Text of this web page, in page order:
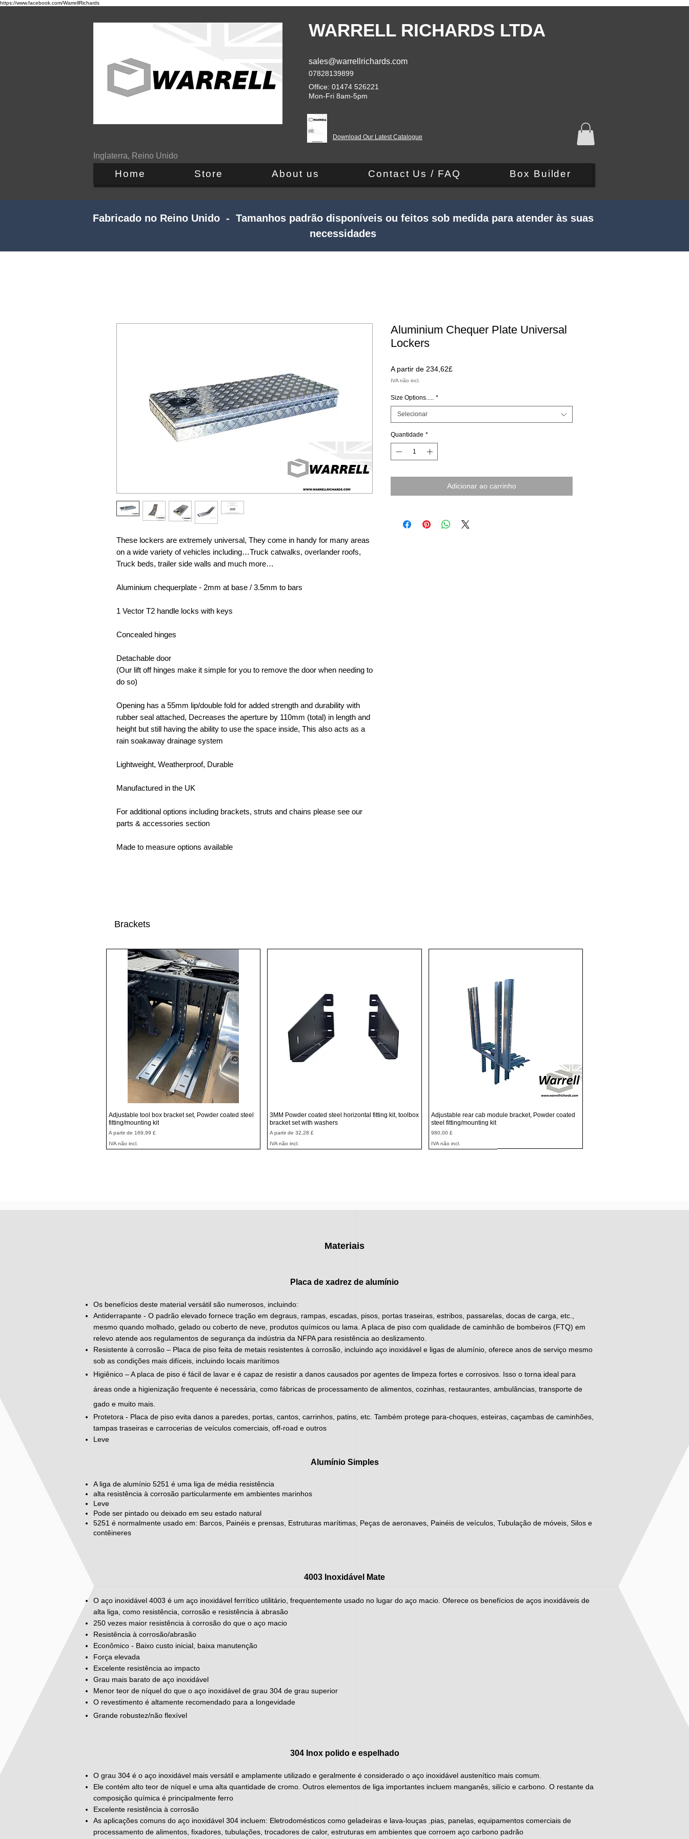
https://www.facebook.com/WarrellRichards
Inglaterra, Reino Unido
WARRELL RICHARDS LTDA
sales@warrellrichards.com
07828139899
Office: 01474 526221
Mon-Fri 8am-5pm
Download Our Latest Catalogue
Home Store About us Contact Us / FAQ Box Builder
Fabricado no Reino Unido - Tamanhos padrão disponíveis ou feitos sob medida para atender às suas
necessidades
These lockers are extremely universal, They come in handy for many areas
on a wide variety of vehicles including…Truck catwalks, overlander roofs,
Truck beds, trailer side walls and much more…
Aluminium chequerplate - 2mm at base / 3.5mm to bars
1 Vector T2 handle locks with keys
Concealed hinges
Detachable door
(Our lift off hinges make it simple for you to remove the door when needing to
do so)
Opening has a 55mm lip/double fold for added strength and durability with
rubber seal attached, Decreases the aperture by 110mm (total) in length and
height but still having the ability to use the space inside, This also acts as a
rain soakaway drainage system
Lightweight, Weatherproof, Durable
Manufactured in the UK
For additional options including brackets, struts and chains please see our
parts & accessories section
Made to measure options available
Aluminium Chequer Plate Universal
Lockers
A partir de 234,62£Preço
IVA não incl.
Size Options..... *
Selecionar
Quantidade *
Adicionar ao carrinho
Brackets
Visualização rápida
Adjustable tool box bracket set, Powder coated steel
fitting/mounting kit
A partir de 169,99 £
Preço promocional
IVA não incl.
Visualização rápida
3MM Powder coated steel horizontal fitting kit, toolbox
bracket set with washers
A partir de32,28 £
Preço promocional
IVA não incl.
Visualização rápida
Adjustable rear cab module bracket, Powder coated
steel fitting/mounting kit
Preço
980,00 £
IVA não incl.
Materiais
Placa de xadrez de alumínio
Os benefícios deste material versátil são numerosos, incluindo:
Antiderrapante - O padrão elevado fornece tração em degraus, rampas, escadas, pisos, portas traseiras, estribos, passarelas, docas de carga, etc.,
mesmo quando molhado, gelado ou coberto de neve, produtos químicos ou lama. A placa de piso com qualidade de caminhão de bombeiros (FTQ) em
relevo atende aos regulamentos de segurança da indústria da NFPA para resistência ao deslizamento.
Resistente à corrosão – Placa de piso feita de metais resistentes à corrosão, incluindo aço inoxidável e ligas de alumínio, oferece anos de serviço mesmo
sob as condições mais difíceis, incluindo locais marítimos
Higiênico – A placa de piso é fácil de lavar e é capaz de resistir a danos causados por agentes de limpeza fortes e corrosivos. Isso o torna ideal para
áreas onde a higienização frequente é necessária, como fábricas de processamento de alimentos, cozinhas, restaurantes, ambulâncias, transporte de
gado e muito mais.
Protetora - Placa de piso evita danos a paredes, portas, cantos, carrinhos, patins, etc. Também protege para-choques, esteiras, caçambas de caminhões,
tampas traseiras e carrocerias de veículos comerciais, off-road e outros
Leve
Alumínio Simples
A liga de alumínio 5251 é uma liga de média resistência
alta resistência à corrosão particularmente em ambientes marinhos
Leve
Pode ser pintado ou deixado em seu estado natural
5251 é normalmente usado em: Barcos, Painéis e prensas, Estruturas marítimas, Peças de aeronaves, Painéis de veículos, Tubulação de móveis, Silos e
contêineres
4003 Inoxidável Mate
O aço inoxidável 4003 é um aço inoxidável ferrítico utilitário, frequentemente usado no lugar do aço macio. Oferece os benefícios de aços inoxidáveis de
alta liga, como resistência, corrosão e resistência à abrasão
250 vezes maior resistência à corrosão do que o aço macio
Resistência à corrosão/abrasão
Econômico - Baixo custo inicial, baixa manutenção
Força elevada
Excelente resistência ao impacto
Grau mais barato de aço inoxidável
Menor teor de níquel do que o aço inoxidável de grau 304 de grau superior
O revestimento é altamente recomendado para a longevidade
Grande robustez/não flexível
304 Inox polido e espelhado
O grau 304 é o aço inoxidável mais versátil e amplamente utilizado e geralmente é considerado o aço inoxidável austenítico mais comum.
Ele contém alto teor de níquel e uma alta quantidade de cromo. Outros elementos de liga importantes incluem manganês, silício e carbono. O restante da
composição química é principalmente ferro
Excelente resistência à corrosão
As aplicações comuns do aço inoxidável 304 incluem: Eletrodomésticos como geladeiras e lava-louças pias, panelas, equipamentos comerciais de
processamento de alimentos, fixadores, tubulações, trocadores de calor, estruturas em ambientes que corroem aço carbono padrão